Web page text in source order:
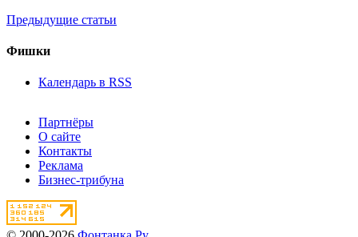
Предыдущие статьи
Фишки
Календарь в RSS
Партнёры
О сайте
Контакты
Реклама
Бизнес-трибуна